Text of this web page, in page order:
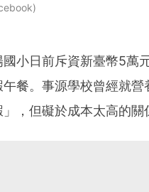
小日前斥資新臺幣5萬
餐。事源學校曾經就
，但礙於成本太高的關